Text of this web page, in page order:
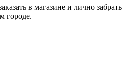
в магазине и лично забрать
городе.